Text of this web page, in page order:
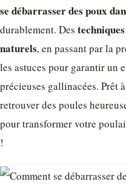
se débarrasser des poux
durablement. Des
naturels, en passant par la
les astuces pour garantir un
précieuses gallinacées. Prêt
retrouver des poules
pour transformer votre
!